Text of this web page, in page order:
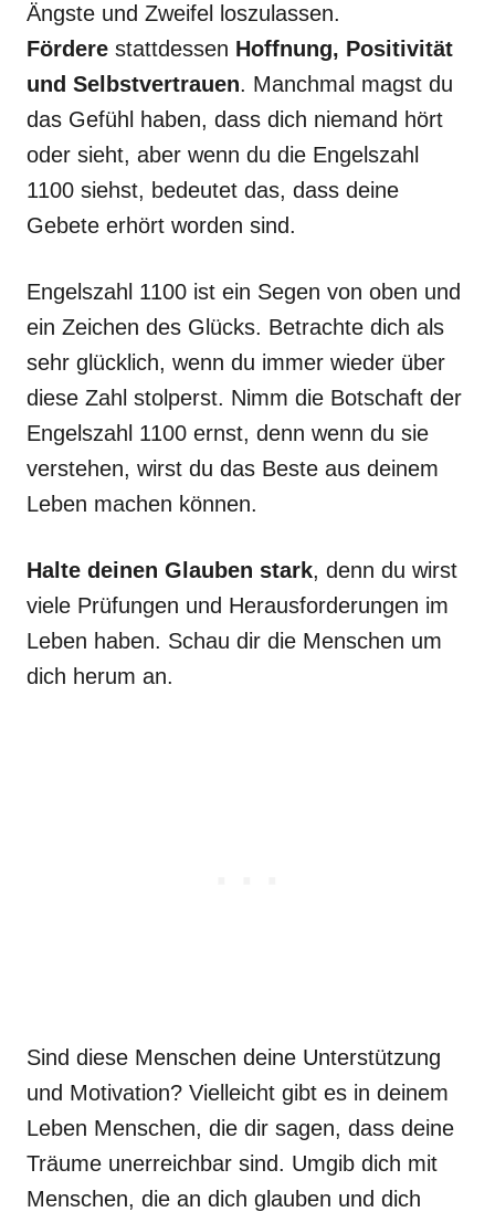
Ängste und Zweifel loszulassen.
Fördere stattdessen Hoffnung, Positivität
und Selbstvertrauen. Manchmal magst du
das Gefühl haben, dass dich niemand hört
oder sieht, aber wenn du die Engelszahl
1100 siehst, bedeutet das, dass deine
Gebete erhört worden sind.
Engelszahl 1100 ist ein Segen von oben und
ein Zeichen des Glücks. Betrachte dich als
sehr glücklich, wenn du immer wieder über
diese Zahl stolperst. Nimm die Botschaft der
Engelszahl 1100 ernst, denn wenn du sie
verstehen, wirst du das Beste aus deinem
Leben machen können.
Halte deinen Glauben stark, denn du wirst
viele Prüfungen und Herausforderungen im
Leben haben. Schau dir die Menschen um
dich herum an.
Sind diese Menschen deine Unterstützung
und Motivation? Vielleicht gibt es in deinem
Leben Menschen, die dir sagen, dass deine
Träume unerreichbar sind. Umgib dich mit
Menschen, die an dich glauben und dich